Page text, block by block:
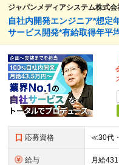
ジャパンメディアシステム株式会
自社内開発エンジニア*想定
サービス開発*有給取得年平
応募資格
給与